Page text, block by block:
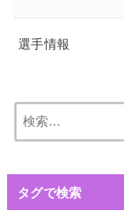
選手情報
タグで検索